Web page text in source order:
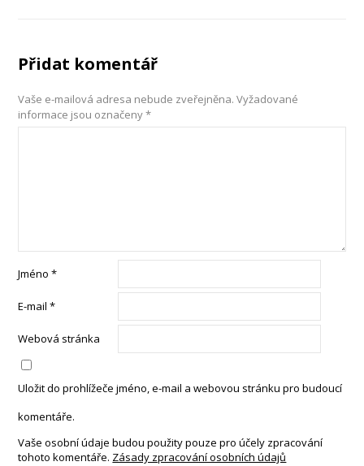
Přidat komentář
Vaše e-mailová adresa nebude zveřejněna. Vyžadované
informace jsou označeny*
Jméno*
E-mail*
Webová stránka
Uložit do prohlížeče jméno, e-mail a webovou stránku pro budoucí
komentáře.
Vaše osobní údaje budou použity pouze pro účely zpracování
tohoto komentáře. Zásady zpracování osobních údajů